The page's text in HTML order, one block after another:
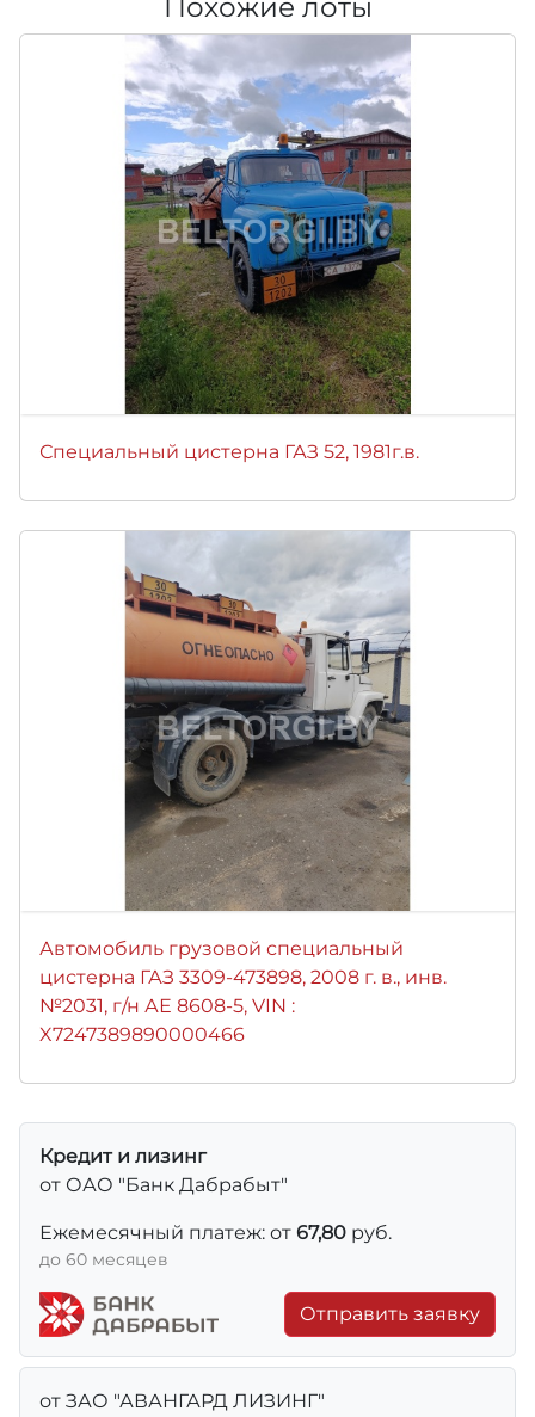
Специальный цистерна ГАЗ 52, 1981г.в.
Автомобиль грузовой специальный
цистерна ГАЗ 3309-473898, 2008 г. в., инв.
№2031, г/н АЕ 8608-5, VIN :
X7247389890000466
Кредит и лизинг
от ОАО "Банк Дабрабыт"
Ежемесячный платеж: от 67,80 руб.
до 60 месяцев
Отправить заявку
от ЗАО "АВАНГАРД ЛИЗИНГ"